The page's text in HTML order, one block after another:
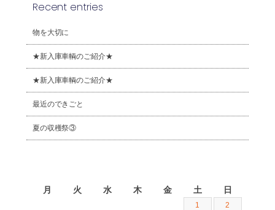
Recent entries
物を大切に
★新入庫車輌のご紹介★
★新入庫車輌のご紹介★
最近のできごと
夏の収穫祭③
月 火 水 木 金 土 日
1 2